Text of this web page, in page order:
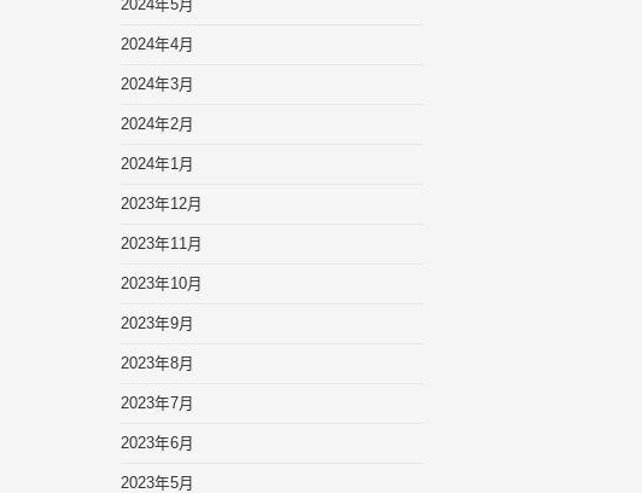
2024年5月
2024年4月
2024年3月
2024年2月
2024年1月
2023年12月
2023年11月
2023年10月
2023年9月
2023年8月
2023年7月
2023年6月
2023年5月